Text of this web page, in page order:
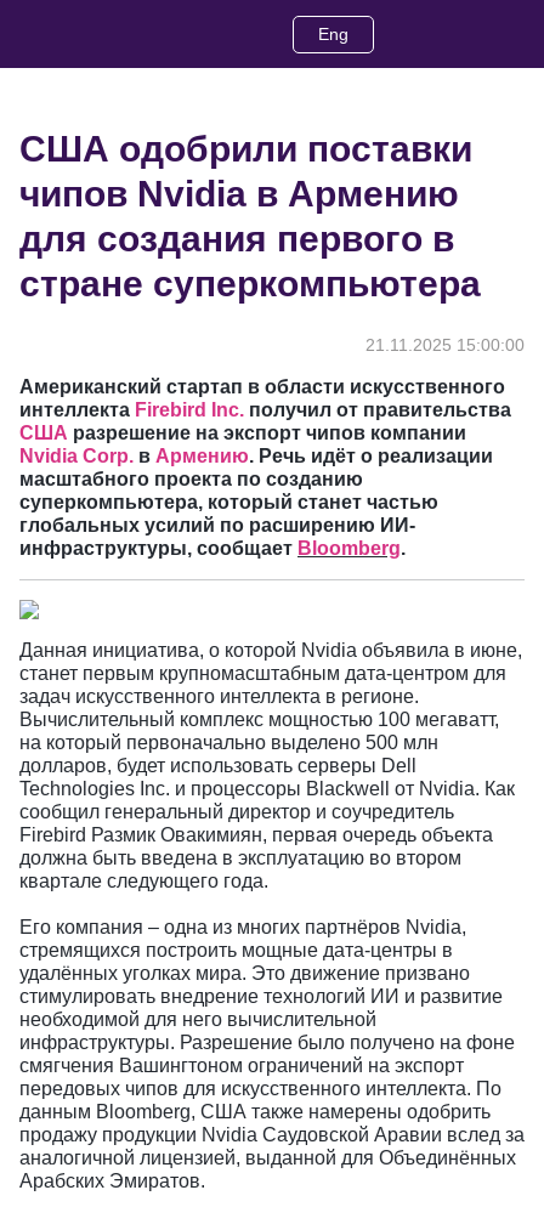
Eng
США одобрили поставки
чипов Nvidia в Армению
для создания первого в
стране суперкомпьютера
21.11.2025 15:00:00
Американский стартап в области искусственного
интеллекта Firebird Inc. получил от правительства
США разрешение на экспорт чипов компании
Nvidia Corp. в Армению. Речь идёт о реализации
масштабного проекта по созданию
суперкомпьютера, который станет частью
глобальных усилий по расширению ИИ-
инфраструктуры, сообщает Bloomberg.
Данная инициатива, о которой Nvidia объявила в июне,
станет первым крупномасштабным дата-центром для
задач искусственного интеллекта в регионе.
Вычислительный комплекс мощностью 100 мегаватт,
на который первоначально выделено 500 млн
долларов, будет использовать серверы Dell
Technologies Inc. и процессоры Blackwell от Nvidia. Как
сообщил генеральный директор и соучредитель
Firebird Размик Овакимиян, первая очередь объекта
должна быть введена в эксплуатацию во втором
квартале следующего года.
Его компания – одна из многих партнёров Nvidia,
стремящихся построить мощные дата-центры в
удалённых уголках мира. Это движение призвано
стимулировать внедрение технологий ИИ и развитие
необходимой для него вычислительной
инфраструктуры. Разрешение было получено на фоне
смягчения Вашингтоном ограничений на экспорт
передовых чипов для искусственного интеллекта. По
данным Bloomberg, США также намерены одобрить
продажу продукции Nvidia Саудовской Аравии вслед за
аналогичной лицензией, выданной для Объединённых
Арабских Эмиратов.